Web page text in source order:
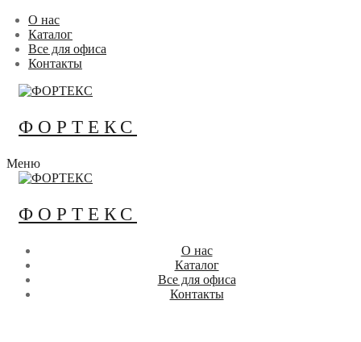
Перейти
содержимому
Меню
Закрыть
О нас
Каталог
Все для офиса
Контакты
ФОРТЕКС
Меню
ФОРТЕКС
О нас
Каталог
Все для офиса
Контакты